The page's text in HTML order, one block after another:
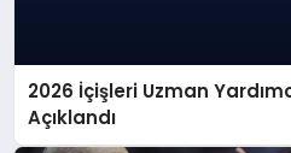
2026 İçişleri Uzman
Açıklandı